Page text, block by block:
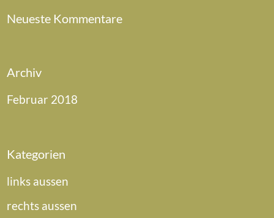
Neueste Kommentare
Archiv
Februar 2018
Kategorien
links aussen
rechts aussen